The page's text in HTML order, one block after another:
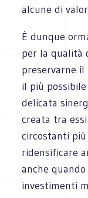
alcune di
È dunque
per la qualità
preservarne
il più
delicata
creata tra
circostanti più
ridensificare
anche
investimenti